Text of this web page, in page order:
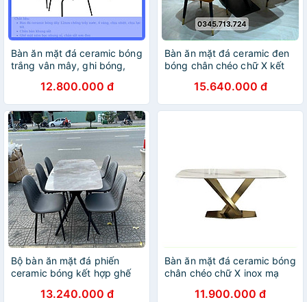
Bàn ăn mặt đá ceramic bóng
trắng vân mây, ghi bóng,
kết hợp ghế Gubi
12.800.000 đ
Bàn ăn mặt đá ceramic đen
bóng chân chéo chữ X kết
15.640.000 đ
Bộ bàn ăn mặt đá phiến
ceramic bóng kết hợp ghế
13.240.000 đ
Bàn ăn mặt đá ceramic bóng
chân chéo chữ X inox mạ
11.900.000 đ